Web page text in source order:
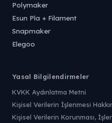
Polymaker
Esun Pla + Filament
Snapmaker
Elegoo
Yasal Bilgilendirmeler
KVKK Aydınlatma Metni
Kişisel Verilerin İşlenmesi
Kişisel Verilerin Korunması,